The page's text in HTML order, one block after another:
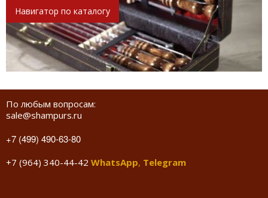
Навигатор по каталогу
По любым вопросам:
sale@shampurs.ru
+7 (499) 490-63-80
+7 (964) 340-44-42 WhatsApp, Telegram